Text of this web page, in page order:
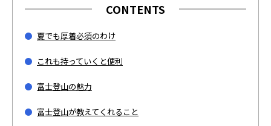
CONTENTS
夏でも厚着必須のわけ
これも持っていくと便利
富士登山の魅力
富士登山が教えてくれること